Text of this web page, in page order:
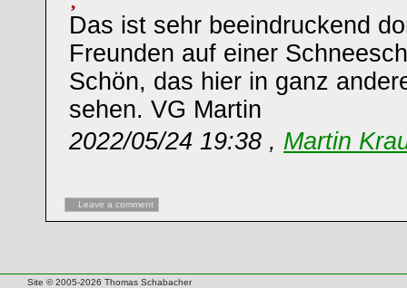
Das ist sehr beeindruckend
Freunden auf einer
Schön, das hier in ganz
sehen. VG Martin
2022/05/24 19:38 , Martin
Leave a comment
Site © 2005-2026 Thomas Schabacher